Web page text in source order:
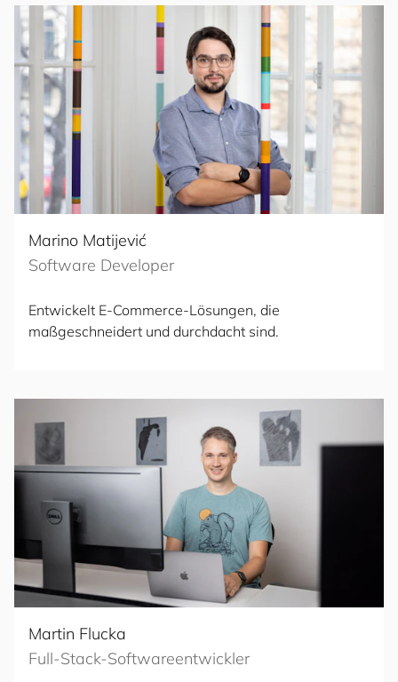
Marino Matijević
Software Developer
Entwickelt E-Commerce-Lösungen, die
maßgeschneidert und durchdacht sind.
Martin Flucka
Full-Stack-Softwareentwickler